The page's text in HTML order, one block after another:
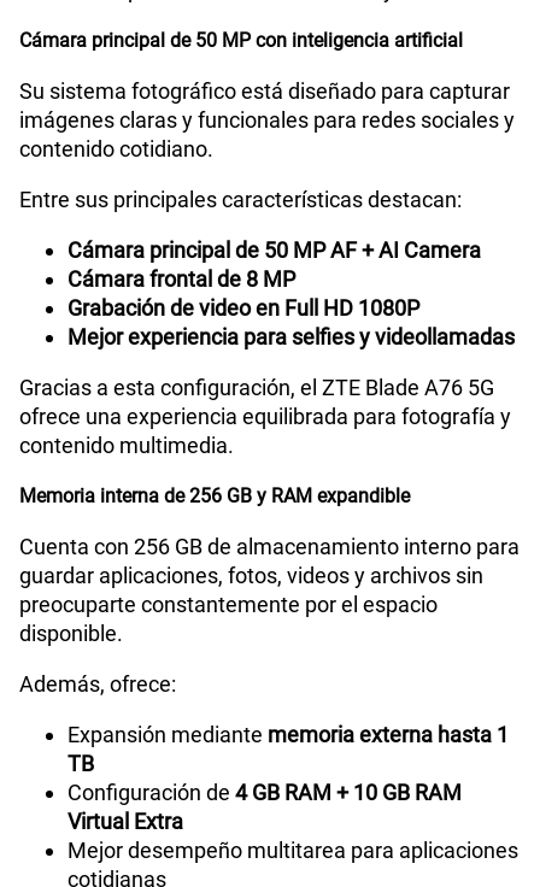
Su sistema fotográfico está diseñado para capturar
imágenes claras y funcionales para redes sociales y
Cámara principal de 50 MP AF + AI Camera
Cámara frontal de 8 MP
Grabación de video en Full HD 1080P
Gracias a esta configuración, el ZTE Blade A76 5G
ofrece una experiencia equilibrada para fotografía y
Cuenta con 256 GB de almacenamiento interno para
guardar aplicaciones, fotos, videos y archivos sin
preocuparte constantemente por el espacio
Expansión mediante
TB
Configuración de
Virtual Extra
Mejor desempeño multitarea para aplicaciones